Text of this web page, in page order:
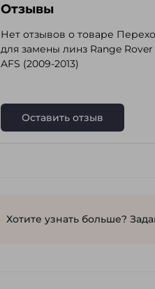
Отзывы
Нет отзывов о товаре
для замены линз Range
AFS (2009-2013)
Оставить отзыв
Хотите узнать больше?